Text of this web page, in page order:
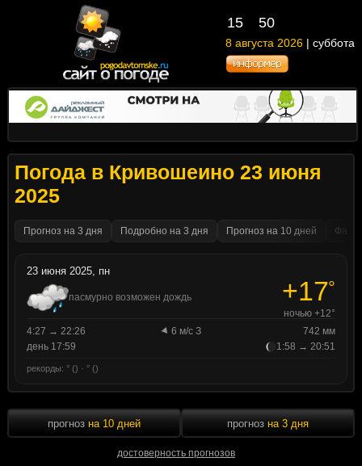
15 50
8 августа 2026 | суббота
Погода в Кривошеино 23 июня
2025
Прогноз на 3 дня Подробно на 3 дня Прогноз на 10 дней
23 июня 2025, пн
пасмурно возможен дождь +17°
ночью +12°
4:27 → 22:26
6 м/с З
742 мм
день 17:59
1:58 → 20:51
рекорды: ° () · ° ()
прогноз на 10 дней
достоверность прогнозов
прогноз на 3 дня